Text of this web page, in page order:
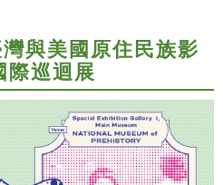
灣與美國原住民族影
際巡迴展